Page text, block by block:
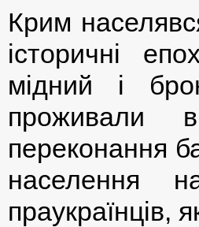
Крим
історичні
мідний і
проживали
переконання
населення
праукраїнців,